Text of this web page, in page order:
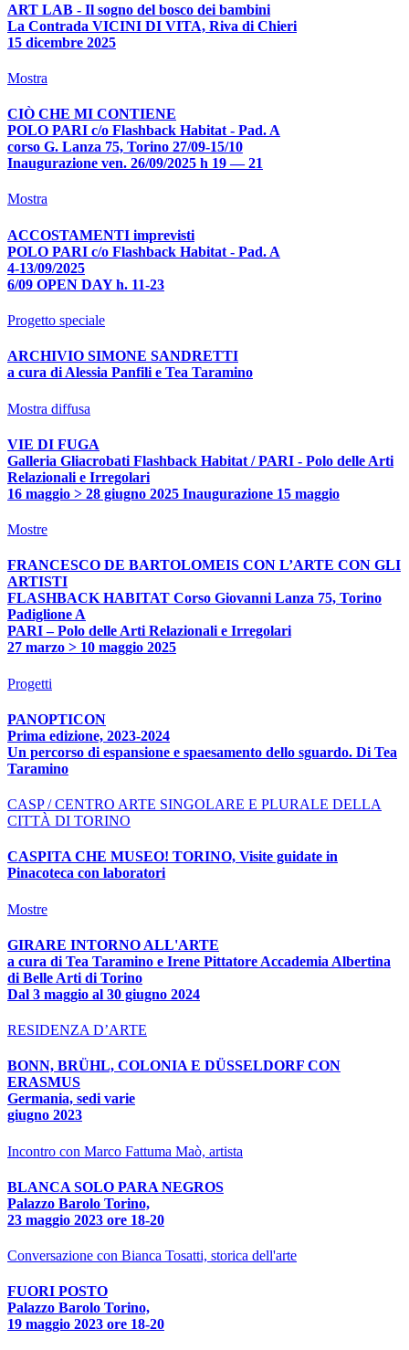
ART LAB - Il sogno del bosco dei bambini
La Contrada VICINI DI VITA, Riva di Chieri
15 dicembre 2025
Mostra
CIÒ CHE MI CONTIENE
POLO PARI c/o Flashback Habitat - Pad. A
corso G. Lanza 75, Torino 27/09-15/10
Inaugurazione ven. 26/09/2025 h 19 — 21
Mostra
ACCOSTAMENTI imprevisti
POLO PARI c/o Flashback Habitat - Pad. A
4-13/09/2025
6/09 OPEN DAY h. 11-23
Progetto speciale
ARCHIVIO SIMONE SANDRETTI
a cura di Alessia Panfili e Tea Taramino
Mostra diffusa
VIE DI FUGA
Galleria Gliacrobati Flashback Habitat / PARI - Polo delle Arti
Relazionali e Irregolari
16 maggio > 28 giugno 2025 Inaugurazione 15 maggio
Mostre
FRANCESCO DE BARTOLOMEIS CON L’ARTE CON GLI
ARTISTI
FLASHBACK HABITAT Corso Giovanni Lanza 75, Torino
Padiglione A
PARI – Polo delle Arti Relazionali e Irregolari
27 marzo > 10 maggio 2025
Progetti
PANOPTICON
Prima edizione, 2023-2024
Un percorso di espansione e spaesamento dello sguardo. Di Tea
Taramino
CASP / CENTRO ARTE SINGOLARE E PLURALE DELLA
CITTÀ DI TORINO
CASPITA CHE MUSEO! TORINO, Visite guidate in
Pinacoteca con laboratori
Mostre
GIRARE INTORNO ALL'ARTE
a cura di Tea Taramino e Irene Pittatore Accademia Albertina
di Belle Arti di Torino
Dal 3 maggio al 30 giugno 2024
RESIDENZA D’ARTE
BONN, BRÜHL, COLONIA E DÜSSELDORF CON
ERASMUS
Germania, sedi varie
giugno 2023
Incontro con Marco Fattuma Maò, artista
BLANCA SOLO PARA NEGROS
Palazzo Barolo Torino,
23 maggio 2023 ore 18-20
Conversazione con Bianca Tosatti, storica dell'arte
FUORI POSTO
Palazzo Barolo Torino,
19 maggio 2023 ore 18-20